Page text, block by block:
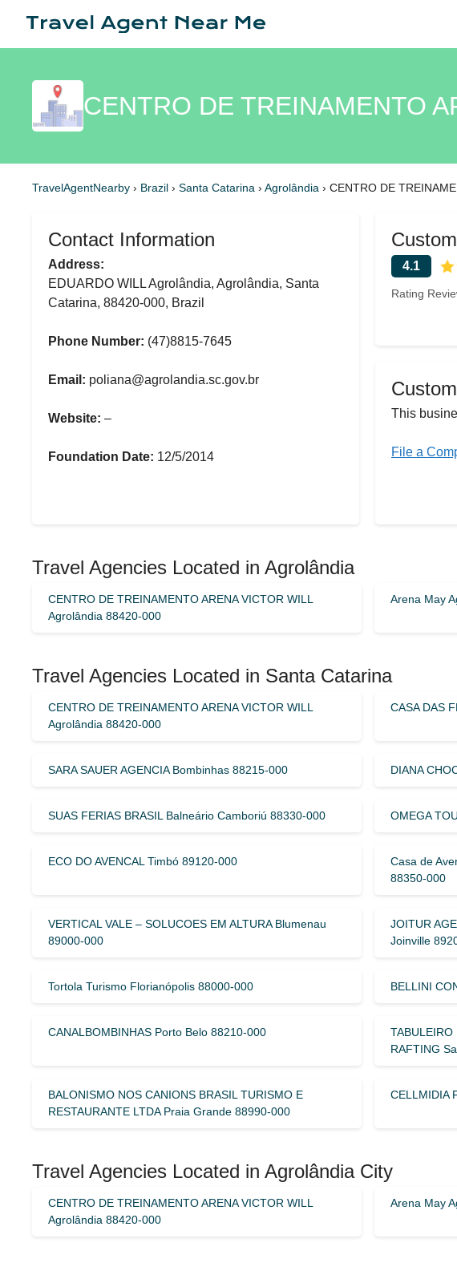
CENTRO DE TREINAMENTO
TravelAgentNearby › Brazil › Santa Catarina › Agrolândia › CENTRO DE
Contact Information
Address:
EDUARDO WILL Agrolândia, Agrolândia, Santa
Catarina, 88420-000, Brazil
Phone Number: (47)8815-7645
Email: poliana@agrolandia.sc.gov.br
Website: –
Foundation Date: 12/5/2014
4.1
Rating
This
File a
Travel Agencies Located in Agrolândia
CENTRO DE TREINAMENTO ARENA VICTOR WILL
Agrolândia 88420-000
Arena May
Travel Agencies Located in Santa Catarina
CENTRO DE TREINAMENTO ARENA VICTOR WILL
Agrolândia 88420-000
CASA DAS
SARA SAUER AGENCIA Bombinhas 88215-000 DIANA
SUAS FERIAS BRASIL Balneário Camboriú 88330-000 OMEGA
ECO DO AVENCAL Timbó 89120-000
Casa de
88350-000
VERTICAL VALE – SOLUCOES EM ALTURA Blumenau
89000-000
JOITUR
Joinville
Tortola Turismo Florianópolis 88000-000 BELLINI
CANALBOMBINHAS Porto Belo 88210-000
TABULEIRO
RAFTING
BALONISMO NOS CANIONS BRASIL TURISMO E
RESTAURANTE LTDA Praia Grande 88990-000
CELLMIDIA
Travel Agencies Located in Agrolândia City
CENTRO DE TREINAMENTO ARENA VICTOR WILL
Agrolândia 88420-000
Arena May